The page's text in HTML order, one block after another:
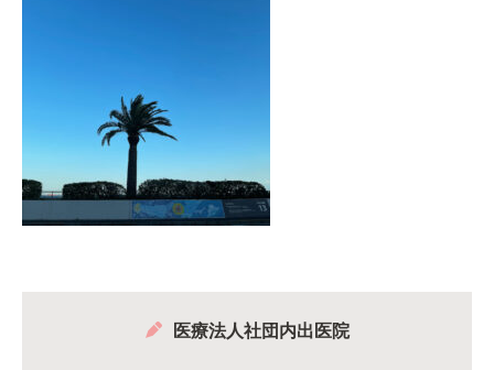
医療法人社団内出医院